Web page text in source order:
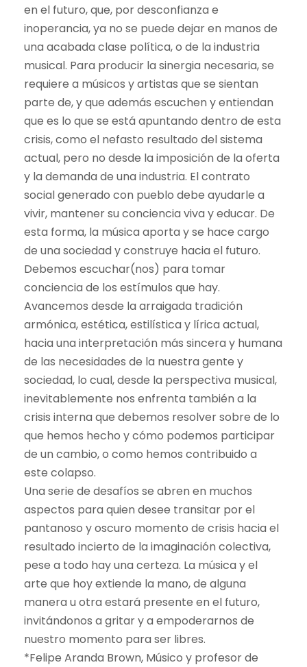
en el futuro, que, por desconfianza e
inoperancia, ya no se puede dejar en manos de
una acabada clase política, o de la industria
musical. Para producir la sinergia necesaria, se
requiere a músicos y artistas que se sientan
parte de, y que además escuchen y entiendan
que es lo que se está apuntando dentro de esta
crisis, como el nefasto resultado del sistema
actual, pero no desde la imposición de la oferta
y la demanda de una industria. El contrato
social generado con pueblo debe ayudarle a
vivir, mantener su conciencia viva y educar. De
esta forma, la música aporta y se hace cargo
de una sociedad y construye hacia el futuro.
Debemos escuchar(nos) para tomar
conciencia de los estímulos que hay.
Avancemos desde la arraigada tradición
armónica, estética, estilística y lírica actual,
hacia una interpretación más sincera y humana
de las necesidades de la nuestra gente y
sociedad, lo cual, desde la perspectiva musical,
inevitablemente nos enfrenta también a la
crisis interna que debemos resolver sobre de lo
que hemos hecho y cómo podemos participar
de un cambio, o como hemos contribuido a
este colapso.
Una serie de desafíos se abren en muchos
aspectos para quien desee transitar por el
pantanoso y oscuro momento de crisis hacia el
resultado incierto de la imaginación colectiva,
pese a todo hay una certeza. La música y el
arte que hoy extiende la mano, de alguna
manera u otra estará presente en el futuro,
invitándonos a gritar y a empoderarnos de
nuestro momento para ser libres.
*Felipe Aranda Brown, Músico y profesor de